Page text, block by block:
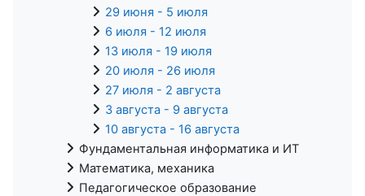
29 июня - 5 июля
6 июля - 12 июля
13 июля - 19 июля
20 июля - 26 июля
27 июля - 2 августа
3 августа - 9 августа
10 августа - 16 августа
Фундаментальная информатика и ИТ
Математика, механика
Педагогическое образование